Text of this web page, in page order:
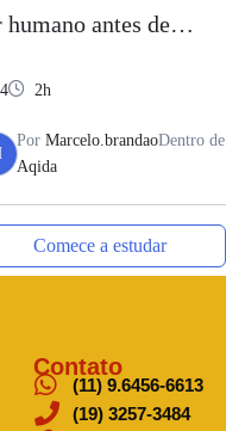
humano antes de
a morte.”
4 2h
Por Marcelo.brandaoDentro de
Aqida
Comece a estudar
Contato
(11) 9.6456-6613
(19) 3257-3484